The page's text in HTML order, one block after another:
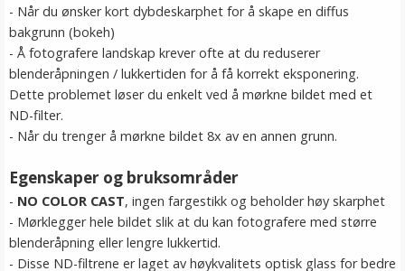
- Når du ønsker kort dybdeskarphet for å skape en diffus
bakgrunn (bokeh)
- Å fotografere landskap krever ofte at du reduserer
blenderåpningen / lukkertiden for å få korrekt eksponering.
Dette problemet løser du enkelt ved å mørkne bildet med et
ND-filter.
- Når du trenger å mørkne bildet 8x av en annen grunn.
Egenskaper og bruksområder
- NO COLOR CAST, ingen fargestikk og beholder høy skarphet
- Mørklegger hele bildet slik at du kan fotografere med større
blenderåpning eller lengre lukkertid.
- Disse ND-filtrene er laget av høykvalitets optisk glass for bedre